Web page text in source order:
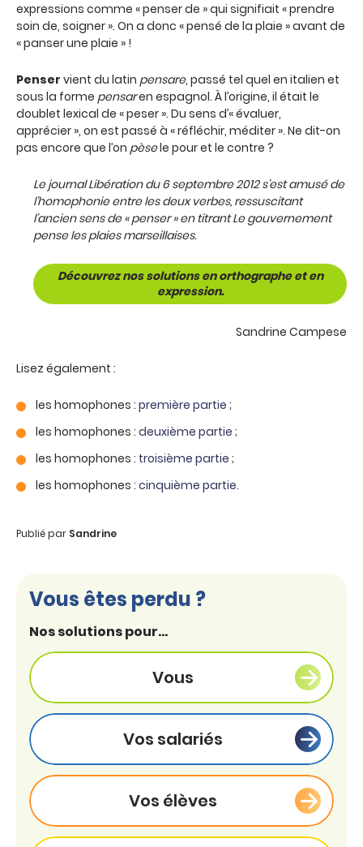
expressions comme « penser de » qui signifiait « prendre
soin de, soigner ». On a donc « pensé de la plaie » avant de
« panser une plaie » !
Penser vient du latin pensare, passé tel quel en italien et
sous la forme pensaren espagnol. À l’origine, il était le
doublet lexical de « peser ». Du sens d’« évaluer,
apprécier », on est passé à « réfléchir, méditer ». Ne dit-on
pas encore que l’on pèsele pour et le contre ?
Le journalLibérationdu 6 septembre 2012 s’est amusé de
l’homophonie entre les deux verbes, ressuscitant
l’ancien sens de « penser » en titrantLe gouvernement
pense les plaies marseillaises.
Découvrez nos solutions en orthographe et en
expression.
Sandrine Campese
Lisez également :
les homophones : première partie ;
les homophones : deuxième partie ;
les homophones : troisième partie ;
les homophones : cinquième partie.
Publié par Sandrine
Vous êtes perdu ?
Nos solutions pour...
Vous
Vos salariés
Vos élèves